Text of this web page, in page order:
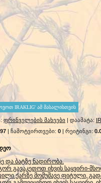
: ფრინველების მახეები | დაამატა:
| ჩამოტვირთვები: 0 | რეიტინგი:
და ბატზე ნადირობა.
გავაკეთოთ იხვის საყვირი-
ქარზე მომუშავე ფიტული,